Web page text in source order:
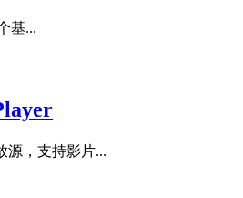
基...
源，支持影片...